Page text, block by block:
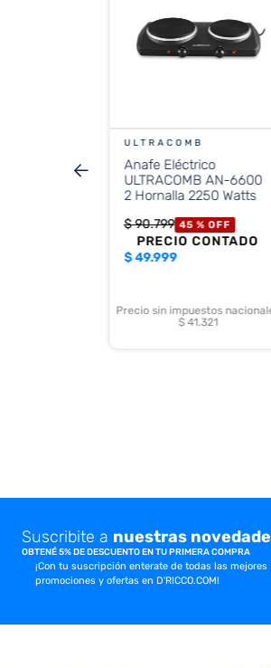
nacionales
ULTRACOMB
Anafe Eléctrico
ULTRACOMB AN-6600
2 Hornalla 2250 Watts
$90.799 45 %OFF
PRECIO CONTADO
$49.999
Precio sin impuestos
$ 41.321
Suscribite a nuestras
OBTENÉ 5% DE DESCUENTO EN TU PRIMERA COMPRA
¡Con tu suscripción enterate de todas las mejores
promociones y ofertas en D'RICCO.COM!